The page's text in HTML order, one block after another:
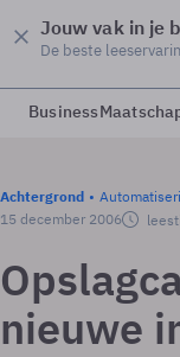
Jouw vak in je
De beste
Business
Achtergrond
15 december 2006
nieuwe